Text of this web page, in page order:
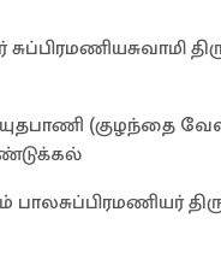
சுப்பிரமணியசுவாமி
(குழந்தை
பாலசுப்பிரமணியர்